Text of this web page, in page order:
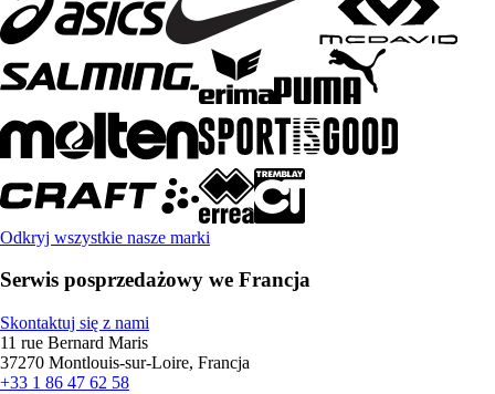
Odkryj wszystkie nasze marki
Serwis posprzedażowy we Francja
Skontaktuj się z nami
11 rue Bernard Maris
37270 Montlouis-sur-Loire, Francja
+33 1 86 47 62 58